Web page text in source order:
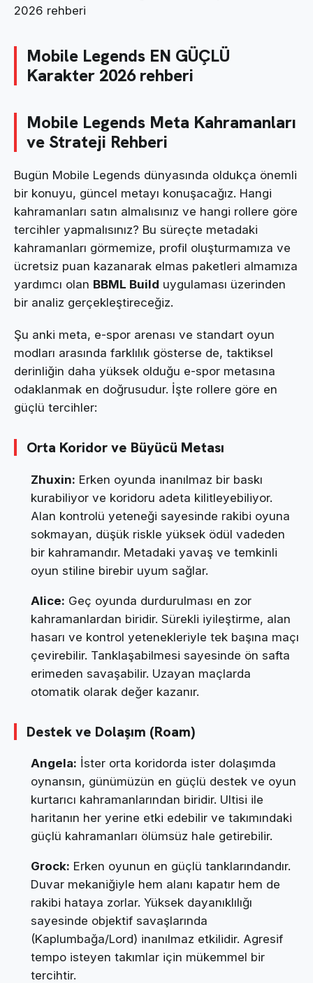
2026 rehberi
Mobile Legends EN GÜÇLÜ
Karakter 2026 rehberi
Mobile Legends Meta Kahramanları
ve Strateji Rehberi
Bugün Mobile Legends dünyasında oldukça önemli
bir konuyu, güncel metayı konuşacağız. Hangi
kahramanları satın almalısınız ve hangi rollere göre
tercihler yapmalısınız? Bu süreçte metadaki
kahramanları görmemize, profil oluşturmamıza ve
ücretsiz puan kazanarak elmas paketleri almamıza
yardımcı olan BBML Build uygulaması üzerinden
bir analiz gerçekleştireceğiz.
Şu anki meta, e-spor arenası ve standart oyun
modları arasında farklılık gösterse de, taktiksel
derinliğin daha yüksek olduğu e-spor metasına
odaklanmak en doğrusudur. İşte rollere göre en
güçlü tercihler:
Orta Koridor ve Büyücü Metası
Zhuxin: Erken oyunda inanılmaz bir baskı
kurabiliyor ve koridoru adeta kilitleyebiliyor.
Alan kontrolü yeteneği sayesinde rakibi oyuna
sokmayan, düşük riskle yüksek ödül vadeden
bir kahramandır. Metadaki yavaş ve temkinli
oyun stiline birebir uyum sağlar.
Alice: Geç oyunda durdurulması en zor
kahramanlardan biridir. Sürekli iyileştirme, alan
hasarı ve kontrol yetenekleriyle tek başına maçı
çevirebilir. Tanklaşabilmesi sayesinde ön safta
erimeden savaşabilir. Uzayan maçlarda
otomatik olarak değer kazanır.
Destek ve Dolaşım (Roam)
Angela: İster orta koridorda ister dolaşımda
oynansın, günümüzün en güçlü destek ve oyun
kurtarıcı kahramanlarından biridir. Ultisi ile
haritanın her yerine etki edebilir ve takımındaki
güçlü kahramanları ölümsüz hale getirebilir.
Grock: Erken oyunun en güçlü tanklarındandır.
Duvar mekaniğiyle hem alanı kapatır hem de
rakibi hataya zorlar. Yüksek dayanıklılığı
sayesinde objektif savaşlarında
(Kaplumbağa/Lord) inanılmaz etkilidir. Agresif
tempo isteyen takımlar için mükemmel bir
tercihtir.